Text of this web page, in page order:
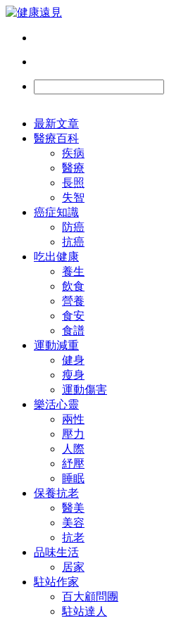
最新文章
醫療百科
疾病
醫療
長照
失智
癌症知識
防癌
抗癌
吃出健康
養生
飲食
營養
食安
食譜
運動減重
健身
瘦身
運動傷害
樂活心靈
兩性
壓力
人際
紓壓
睡眠
保養抗老
醫美
美容
抗老
品味生活
居家
駐站作家
百大顧問團
駐站達人